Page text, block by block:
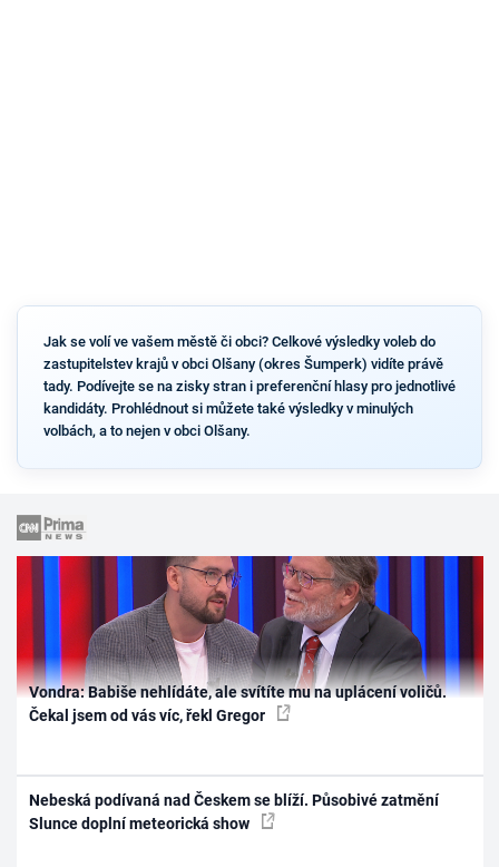
Jak se volí ve vašem městě či obci? Celkové výsledky voleb do
zastupitelstev krajů v obci Olšany (okres Šumperk) vidíte právě
tady. Podívejte se na zisky stran i preferenční hlasy pro jednotlivé
kandidáty. Prohlédnout si můžete také výsledky v minulých
volbách, a to nejen v obci Olšany.
Vondra: Babiše nehlídáte, ale svítíte mu na uplácení voličů.
Čekal jsem od vás víc, řekl Gregor
Nebeská podívaná nad Českem se blíží. Působivé zatmění
Slunce doplní meteorická show